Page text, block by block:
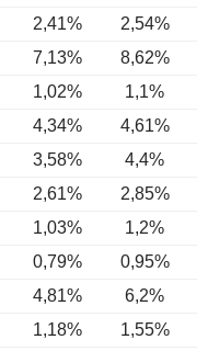
2,41% 2,54%
7,13%
8,62%
1,02%
1,1%
4,34% 4,61%
3,58%
4,4%
2,61%
2,85%
1,03% 1,2%
0,79% 0,95%
4,81%
6,2%
1,18% 1,55%